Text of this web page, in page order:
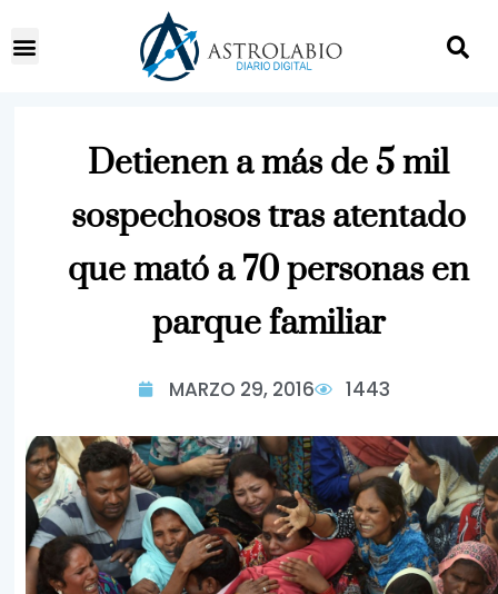
Detienen a más de 5 mil
sospechosos tras atentado
que mató a 70 personas en
parque familiar
MARZO 29, 2016 1443